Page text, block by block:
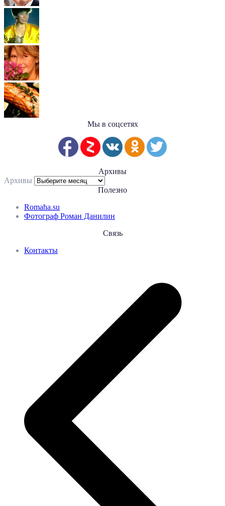
Мы в соцсетях
Архивы
Архивы
Полезно
Romaha.su
Фотограф Роман Данилин
Связь
Контакты